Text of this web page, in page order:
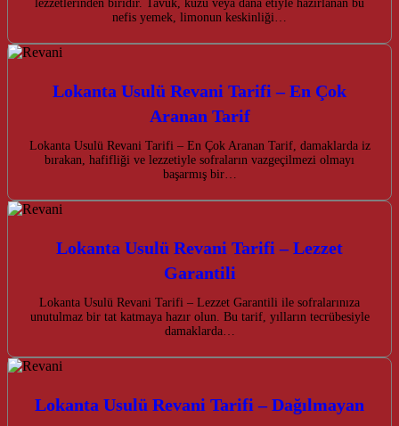
lezzetlerinden biridir. Tavuk, kuzu veya dana etiyle hazırlanan bu
nefis yemek, limonun keskinliği…
Lokanta Usulü Revani Tarifi – En Çok
Aranan Tarif
Lokanta Usulü Revani Tarifi – En Çok Aranan Tarif, damaklarda iz
bırakan, hafifliği ve lezzetiyle sofraların vazgeçilmezi olmayı
başarmış bir…
Lokanta Usulü Revani Tarifi – Lezzet
Garantili
Lokanta Usulü Revani Tarifi – Lezzet Garantili ile sofralarınıza
unutulmaz bir tat katmaya hazır olun. Bu tarif, yılların tecrübesiyle
damaklarda…
Lokanta Usulü Revani Tarifi – Dağılmayan